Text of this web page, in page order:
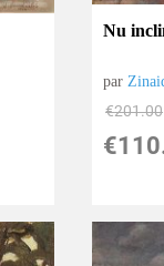
Nu
par
€201.00
€